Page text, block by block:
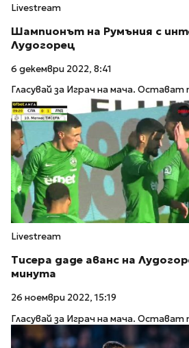
Livestream
Шампионът на Румъния с
Лудогорец
6 декември 2022, 8:41
Гласувай за Играч на мача. Остават
Livestream
Тисера даде аванс на
минута
26 ноември 2022, 15:19
Гласувай за Играч на мача. Остават